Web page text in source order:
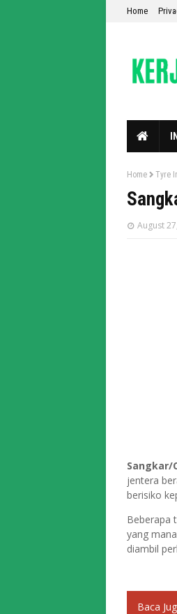
Home
Home Tyre
August
Sangkar/
jentera
berisiko
Beberapa
yang
diambil
Baca